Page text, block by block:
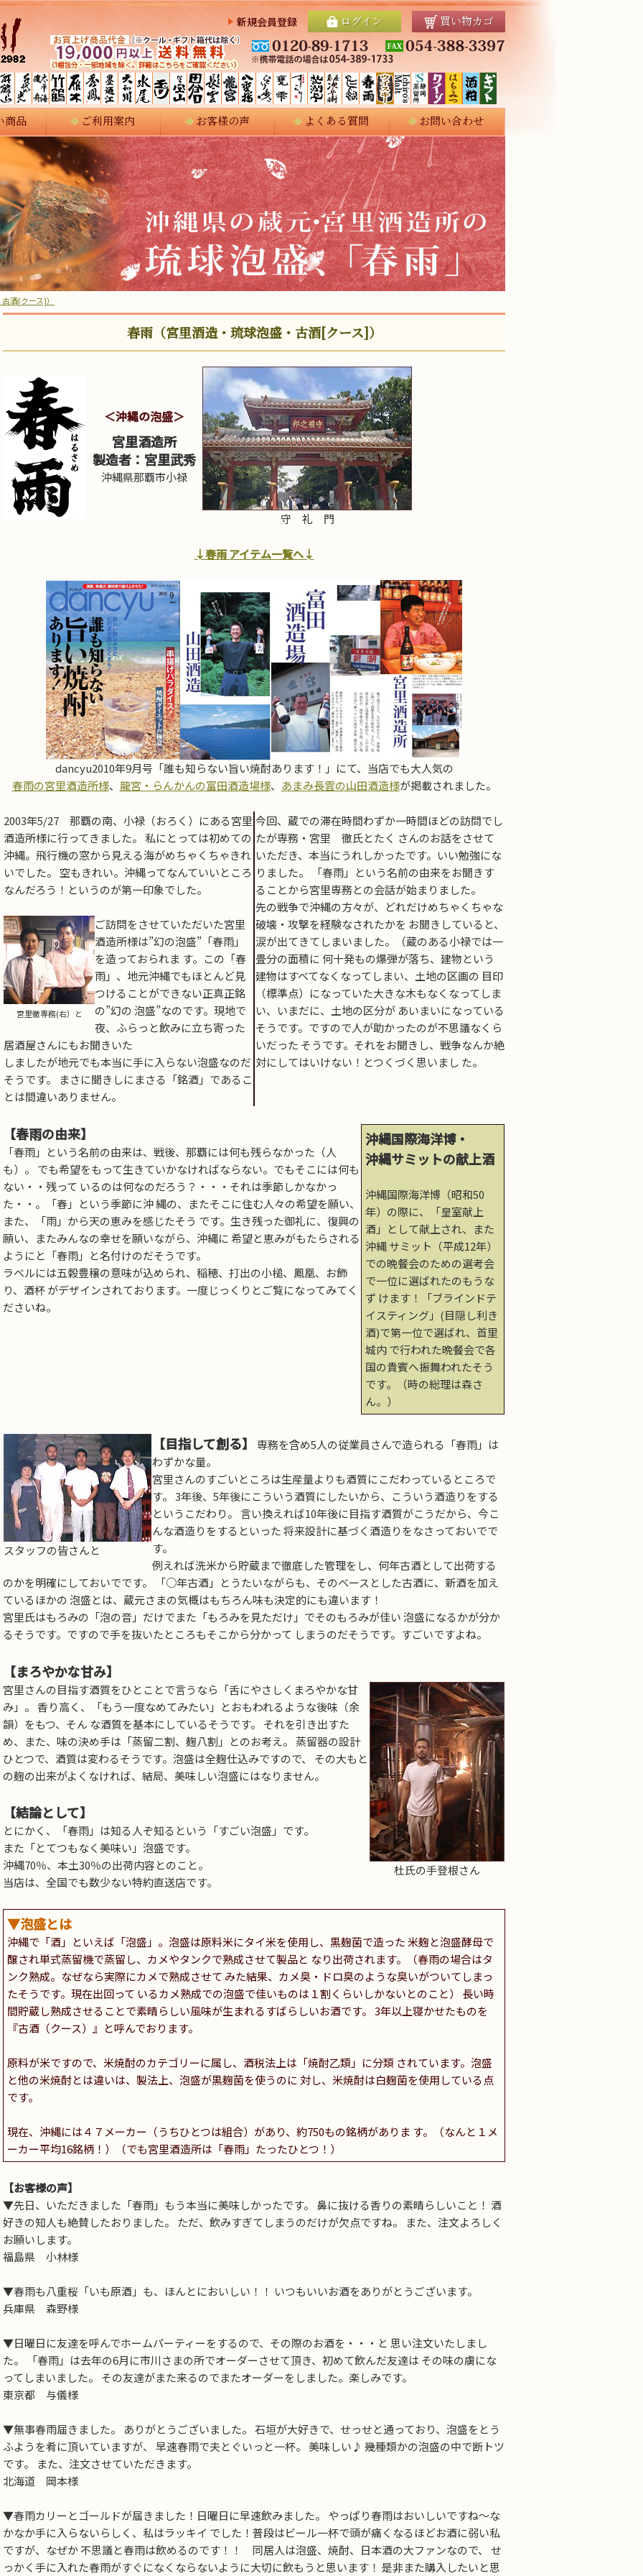
新規会員登録 ログイン 買い物カゴ
商品 ご利用案内 お客様の声 よくある質問 お問い合わせ
酒[クース]）
春雨（宮里酒造・琉球泡盛・古酒[クース]）
＜沖縄の泡盛＞
宮里酒造所
製造者：宮里武秀
沖縄県那覇市小禄
守 礼 門
↓春雨 アイテム一覧へ↓
dancyu2010年9月号「誰も知らない旨い焼酎あります！」にて、当店でも大人気の
春雨の宮里酒造所様、 龍宮・らんかんの富田酒造場様、 あまみ長雲の山田酒造様が掲載されました。
2003年5/27 那覇の南、小禄（おろく）にある宮里
酒造所様に行ってきました。 私にとっては初めての
沖縄。飛行機の窓から見える海がめちゃくちゃきれ
いでした。 空もきれい。沖縄ってなんていいところ
なんだろう！というのが第一印象でした。
宮里徹専務(右）と
ご訪問をさせていただいた宮里
酒造所様は”幻の泡盛”「春雨」
を造っておられま す。この「春
雨」、地元沖縄でもほとんど見
つけることができない正真正銘
の”幻の 泡盛”なのです。現地で
夜、ふらっと飲みに立ち寄った
居酒屋さんにもお聞きいた
しましたが地元でも本当に手に入らない泡盛なのだ
そうです。 まさに聞きしにまさる「銘酒」であるこ
とは間違いありません。
今回、蔵での滞在時間わずか一時間ほどの訪問でし
たが専務・宮里 徹氏とたく さんのお話をさせて
いただき、本当にうれしかったです。いい勉強にな
りました。 「春雨」という名前の由来をお聞きす
ることから宮里専務との会話が始まりました。
先の戦争で沖縄の方々が、どれだけめちゃくちゃな
破壊・攻撃を経験なされたかを お聞きしていると、
涙が出てきてしまいました。（蔵のある小禄では一
畳分の面積に 何十発もの爆弾が落ち、建物という
建物はすべてなくなってしまい、土地の区画の 目印
（標準点）になっていた大きな木もなくなってしま
い、いまだに、土地の区分が あいまいになっている
そうです。ですので人が助かったのが不思議なくら
いだった そうです。それをお聞きし、戦争なんか絶
対にしてはいけない！とつくづく思いまし た。
沖縄国際海洋博・
沖縄サミットの献上酒
沖縄国際海洋博（昭和50
年）の際に、「皇室献上
酒」として献上され、また
沖縄 サミット（平成12年）
での晩餐会のための選考会
で一位に選ばれたのもうな
ず けます！「ブラインドテ
イスティング」(目隠し利き
酒)で第一位で選ばれ、首里
城内 で行われた晩餐会で各
国の貴賓へ振舞われたそう
です。（時の総理は森さ
ん。）
【春雨の由来】
「春雨」という名前の由来は、戦後、那覇には何も残らなかった（人
も）。 でも希望をもって生きていかなければならない。でもそこには何も
ない・・残って いるのは何なのだろう？・・・それは季節しかなかっ
た・・。「春」という季節に沖 縄の、またそこに住む人々の希望を願い、
また、「雨」から天の恵みを感じたそう です。生き残った御礼に、復興の
願い、またみんなの幸せを願いながら、沖縄に 希望と恵みがもたらされる
ようにと「春雨」と名付けのだそうです。
ラベルには五穀豊穣の意味が込められ、稲穂、打出の小槌、鳳凰、お飾
り、酒杯 がデザインされております。一度じっくりとご覧になってみてく
ださいね。
スタッフの皆さんと
【目指して創る】
専務を含め5人の従業員さんで造られる「春雨」は
わずかな量。
宮里さんのすごいところは生産量よりも酒質にこだわっているところで
す。 3年後、5年後にこういう酒質にしたいから、こういう酒造りをする
というこだわり。 言い換えれば10年後に目指す酒質がこうだから、今こ
んな酒造りをするといった 将来設計に基づく酒造りをなさっておいでで
す。
例えれば洗米から貯蔵まで徹底した管理をし、何年古酒として出荷する
のかを明確にしておいでです。 「○年古酒」とうたいながらも、そのベースとした古酒に、新酒を加え
ているほかの 泡盛とは、蔵元さまの気概はもちろん味も決定的にも違います！
宮里氏はもろみの「泡の音」だけでまた「もろみを見ただけ」でそのもろみが佳い 泡盛になるかが分か
るそうです。ですので手を抜いたところもそこから分かって しまうのだそうです。すごいですよね。
【まろやかな甘み】
杜氏の手登根さん
宮里さんの目指す酒質をひとことで言うなら「舌にやさしくまろやかな甘
み」。 香り高く、「もう一度なめてみたい」とおもわれるような後味（余
韻）をもつ、そん な酒質を基本にしているそうです。 それを引き出すた
め、また、味の決め手は「蒸留二割、麹八割」とのお考え。 蒸留器の設計
ひとつで、酒質は変わるそうです。泡盛は全麹仕込みですので、 その大もと
の麹の出来がよくなければ、結局、美味しい泡盛にはなりません。
【結論として】
とにかく、「春雨」は知る人ぞ知るという「すごい泡盛」です。
また「とてつもなく美味い」泡盛です。
沖縄70％、本土30％の出荷内容とのこと。
当店は、全国でも数少ない特約直送店です。
▼泡盛とは
沖縄で「酒」といえば「泡盛」。泡盛は原料米にタイ米を使用し、黒麹菌で造った 米麹と泡盛酵母で
醸され単式蒸留機で蒸留し、カメやタンクで熟成させて製品と なり出荷されます。（春雨の場合はタ
ンク熟成。なぜなら実際にカメで熟成させて みた結果、カメ臭・ドロ臭のような臭いがついてしまっ
たそうです。現在出回って いるカメ熟成での泡盛で佳いものは１割くらいしかないとのこと） 長い時
間貯蔵し熟成させることで素晴らしい風味が生まれるすばらしいお酒です。 3年以上寝かせたものを
『古酒（クース）』と呼んでおります。
原料が米ですので、米焼酎のカテゴリーに属し、酒税法上は「焼酎乙類」に分類 されています。泡盛
と他の米焼酎とは違いは、製法上、泡盛が黒麹菌を使うのに 対し、米焼酎は白麹菌を使用している点
です。
現在、沖縄には４７メーカー（うちひとつは組合）があり、約750もの銘柄がありま す。（なんと１メ
ーカー平均16銘柄！）（でも宮里酒造所は「春雨」たったひとつ！）
【お客様の声】
▼先日、いただきました「春雨」もう本当に美味しかったです。 鼻に抜ける香りの素晴らしいこと！ 酒
好きの知人も絶賛したおりました。 ただ、飲みすぎてしまうのだけが欠点ですね。 また、注文よろしく
お願いします。
福島県 小林様
▼春雨も八重桜「いも原酒」も、ほんとにおいしい！！ いつもいいお酒をありがとうございます。
兵庫県 森野様
▼日曜日に友達を呼んでホームパーティーをするので、その際のお酒を・・・と 思い注文いたしまし
た。 「春雨」は去年の6月に市川さまの所でオーダーさせて頂き、初めて飲んだ友達は その味の虜にな
ってしまいました。 その友達がまた来るのでまたオーダーをしました。楽しみです。
東京都 与儀様
▼無事春雨届きました。 ありがとうございました。 石垣が大好きで、せっせと通っており、泡盛をとう
ふようを肴に頂いていますが、 早速春雨で夫とぐいっと一杯。 美味しい♪ 幾種類かの泡盛の中で断トツ
です。 また、注文させていただきます。
北海道 岡本様
▼春雨カリーとゴールドが届きました！日曜日に早速飲みました。 やっぱり春雨はおいしいですね～な
かなか手に入らないらしく、私はラッキイ でした！普段はビール一杯で頭が痛くなるほどお酒に弱い私
ですが、なぜか 不思議と春雨は飲めるのです！！ 同居人は泡盛、焼酎、日本酒の大ファンなので、 せ
っかく手に入れた春雨がすぐになくならないように大切に飲もうと思います！ 是非また購入したいと思